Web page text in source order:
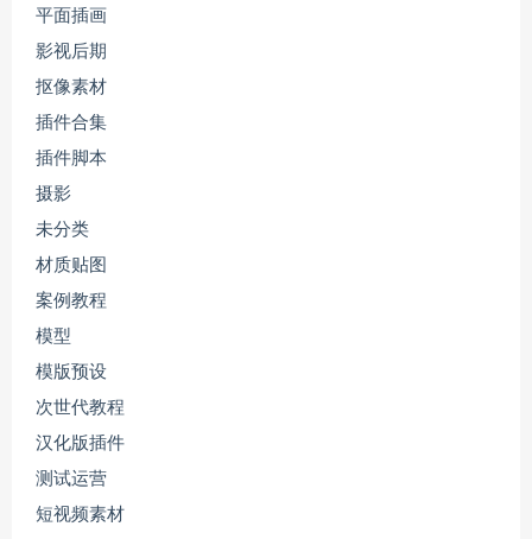
平面插画
影视后期
抠像素材
插件合集
插件脚本
摄影
未分类
材质贴图
案例教程
模型
模版预设
次世代教程
汉化版插件
测试运营
短视频素材